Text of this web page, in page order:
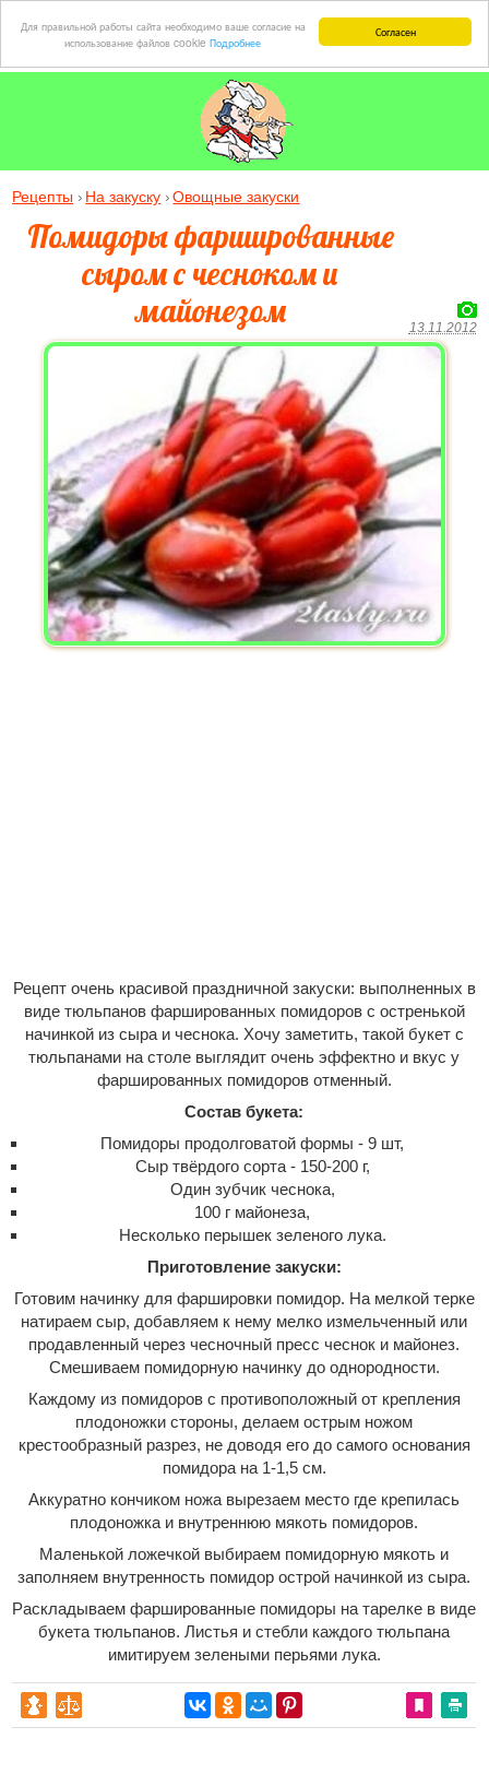
Согласен
Для правильной работы сайта необходимо ваше согласие на
использование файлов cookie Подробнее
Рецепты На закуску Овощные закуски
Помидоры фаршированные
сыром с чесноком и
майонезом
13.11.2012
Рецепт очень красивой праздничной закуски: выполненных в
виде тюльпанов фаршированных помидоров с остренькой
начинкой из сыра и чеснока. Хочу заметить, такой букет с
тюльпанами на столе выглядит очень эффектно и вкус у
фаршированных помидоров отменный.
Состав букета:
Помидоры продолговатой формы - 9 шт,
Сыр твёрдого сорта - 150-200 г,
Один зубчик чеснока,
100 г майонеза,
Несколько перышек зеленого лука.
Приготовление закуски:
Готовим начинку для фаршировки помидор. На мелкой терке
натираем сыр, добавляем к нему мелко измельченный или
продавленный через чесночный пресс чеснок и майонез.
Смешиваем помидорную начинку до однородности.
Каждому из помидоров с противоположный от крепления
плодоножки стороны, делаем острым ножом
крестообразный разрез, не доводя его до самого основания
помидора на 1-1,5 см.
Аккуратно кончиком ножа вырезаем место где крепилась
плодоножка и внутреннюю мякоть помидоров.
Маленькой ложечкой выбираем помидорную мякоть и
заполняем внутренность помидор острой начинкой из сыра.
Раскладываем фаршированные помидоры на тарелке в виде
букета тюльпанов. Листья и стебли каждого тюльпана
имитируем зелеными перьями лука.